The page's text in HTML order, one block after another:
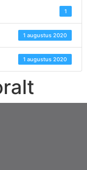
1
1 augustus 2020
1 augustus 2020